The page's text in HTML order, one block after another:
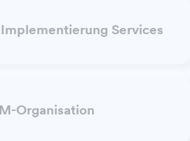
Services
Organisation